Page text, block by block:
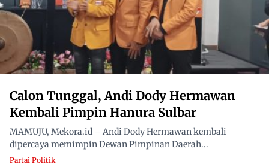
Calon Tunggal, Andi Dody Hermawan
Kembali Pimpin Hanura Sulbar
MAMUJU, Mekora.id – Andi Dody Hermawan kembali
dipercaya memimpin Dewan Pimpinan Daerah...
Partai Politik